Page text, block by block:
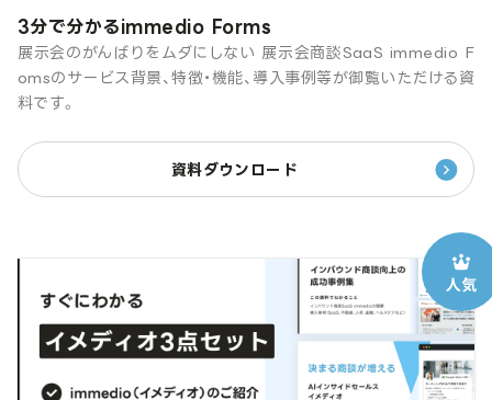
3分で分かるimmedio Forms
展示会のがんばりをムダにしない 展示会商談SaaS immedio F
omsのサービス背景、特徴・機能、導入事例等が御覧いただける資
料です。
資料ダウンロード